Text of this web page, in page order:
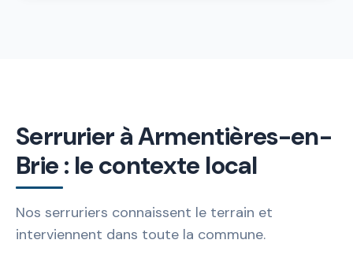
Serrurier à Armentières-en-
Brie : le contexte local
Nos serruriers connaissent le terrain et
interviennent dans toute la commune.